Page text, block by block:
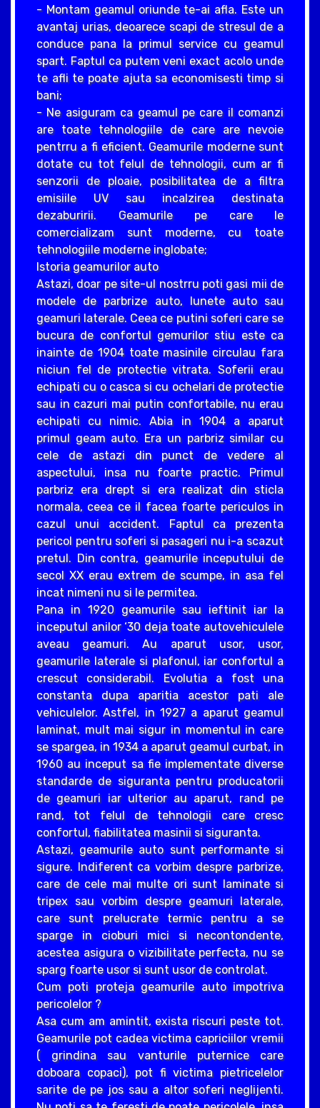
- Montam geamul oriunde te-ai afla. Este un
avantaj urias, deoarece scapi de stresul de a
conduce pana la primul service cu geamul
spart. Faptul ca putem veni exact acolo unde
te afli te poate ajuta sa economisesti timp si
bani;
- Ne asiguram ca geamul pe care il comanzi
are toate tehnologiile de care are nevoie
pentrru a fi eficient. Geamurile moderne sunt
dotate cu tot felul de tehnologii, cum ar fi
senzorii de ploaie, posibilitatea de a filtra
emisiile UV sau incalzirea destinata
dezaburirii. Geamurile pe care le
comercializam sunt moderne, cu toate
tehnologiile moderne inglobate;
Istoria geamurilor auto
Astazi, doar pe site-ul nostrru poti gasi mii de
modele de parbrize auto, lunete auto sau
geamuri laterale. Ceea ce putini soferi care se
bucura de confortul gemurilor stiu este ca
inainte de 1904 toate masinile circulau fara
niciun fel de protectie vitrata. Soferii erau
echipati cu o casca si cu ochelari de protectie
sau in cazuri mai putin confortabile, nu erau
echipati cu nimic. Abia in 1904 a aparut
primul geam auto. Era un parbriz similar cu
cele de astazi din punct de vedere al
aspectului, insa nu foarte practic. Primul
parbriz era drept si era realizat din sticla
normala, ceea ce il facea foarte periculos in
cazul unui accident. Faptul ca prezenta
pericol pentru soferi si pasageri nu i-a scazut
pretul. Din contra, geamurile inceputului de
secol XX erau extrem de scumpe, in asa fel
incat nimeni nu si le permitea.
Pana in 1920 geamurile sau ieftinit iar la
inceputul anilor ‘30 deja toate autovehiculele
aveau geamuri. Au aparut usor, usor,
geamurile laterale si plafonul, iar confortul a
crescut considerabil. Evolutia a fost una
constanta dupa aparitia acestor pati ale
vehiculelor. Astfel, in 1927 a aparut geamul
laminat, mult mai sigur in momentul in care
se spargea, in 1934 a aparut geamul curbat, in
1960 au inceput sa fie implementate diverse
standarde de siguranta pentru producatorii
de geamuri iar ulterior au aparut, rand pe
rand, tot felul de tehnologii care cresc
confortul, fiabilitatea masinii si siguranta.
Astazi, geamurile auto sunt performante si
sigure. Indiferent ca vorbim despre parbrize,
care de cele mai multe ori sunt laminate si
tripex sau vorbim despre geamuri laterale,
care sunt prelucrate termic pentru a se
sparge in cioburi mici si necontondente,
acestea asigura o vizibilitate perfecta, nu se
sparg foarte usor si sunt usor de controlat.
Cum poti proteja geamurile auto impotriva
pericolelor ?
Asa cum am amintit, exista riscuri peste tot.
Geamurile pot cadea victima capriciilor vremii
( grindina sau vanturile puternice care
doboara copaci), pot fi victima pietricelelor
sarite de pe jos sau a altor soferi neglijenti.